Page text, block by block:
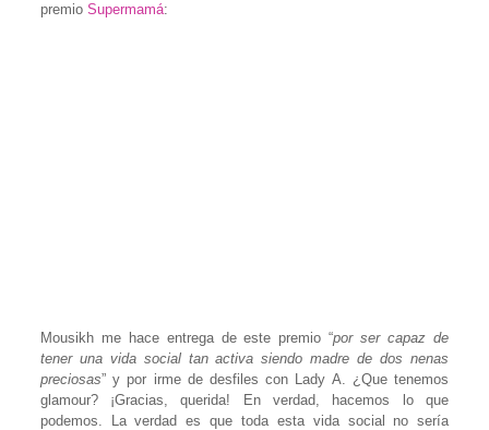
premio Supermamá:
Mousikh me hace entrega de este premio “por ser capaz de
tener una vida social tan activa siendo madre de dos nenas
preciosas” y por irme de desfiles con Lady A. ¿Que tenemos
glamour? ¡Gracias, querida! En verdad, hacemos lo que
podemos. La verdad es que toda esta vida social no sería